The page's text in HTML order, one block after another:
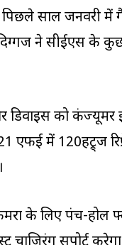
पिछले साल जनवरी
दिग्गज ने सीईएस के
को कंज्यूमर
एफई में 120हट्र्ज
के लिए पंच-होल